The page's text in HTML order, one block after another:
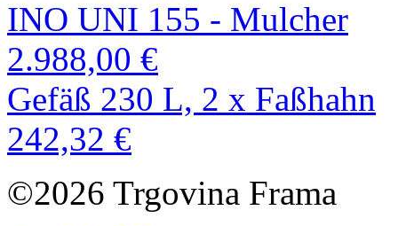
INO UNI 155 - Mulcher
2.988,00 €
Gefäß 230 L, 2 x Faßhahn
242,32 €
©2026 Trgovina Frama